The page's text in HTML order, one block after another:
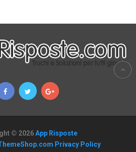
© 2026App Risposte
Privacy Policy